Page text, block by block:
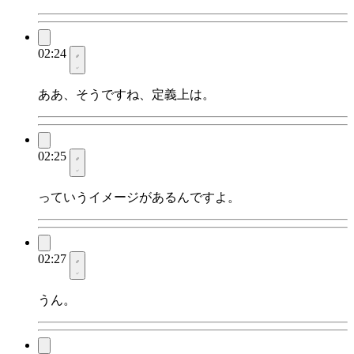
02:24
ああ、そうですね、定義上は。
02:25
っていうイメージがあるんですよ。
02:27
うん。